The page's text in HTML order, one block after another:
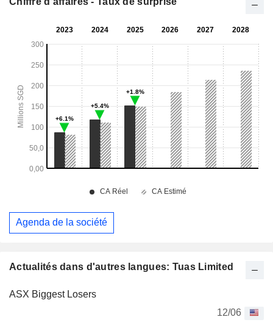
Actualités dans d'autres langues: Tuas Limited
ASX Biggest Losers
12/06
Agenda de la société